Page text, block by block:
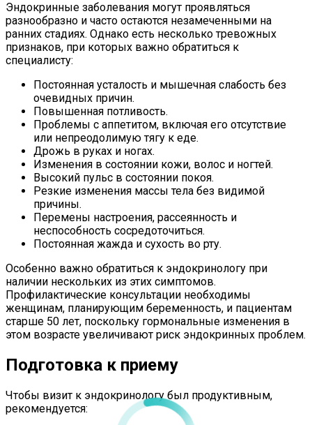
Эндокринные заболевания могут проявляться
разнообразно и часто остаются незамеченными на
ранних стадиях. Однако есть несколько тревожных
признаков, при которых важно обратиться к
специалисту:
Постоянная усталость и мышечная слабость без
очевидных причин.
Повышенная потливость.
Проблемы с аппетитом, включая его отсутствие
или непреодолимую тягу к еде.
Дрожь в руках и ногах.
Изменения в состоянии кожи, волос и ногтей.
Высокий пульс в состоянии покоя.
Резкие изменения массы тела без видимой
причины.
Перемены настроения, рассеянность и
неспособность сосредоточиться.
Постоянная жажда и сухость во рту.
Особенно важно обратиться к эндокринологу при
наличии нескольких из этих симптомов.
Профилактические консультации необходимы
женщинам, планирующим беременность, и пациентам
старше 50 лет, поскольку гормональные изменения в
этом возрасте увеличивают риск эндокринных проблем.
Подготовка к приему
Чтобы визит к эндокринологу был продуктивным,
рекомендуется: